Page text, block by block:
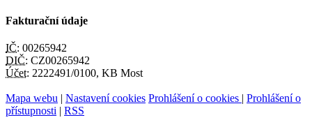
Fakturační údaje
IČ: 00265942
DIČ: CZ00265942
Účet: 2222491/0100, KB Most
Mapa webu | Nastavení cookies Prohlášení o cookies | Prohlášení o
přístupnosti | RSS